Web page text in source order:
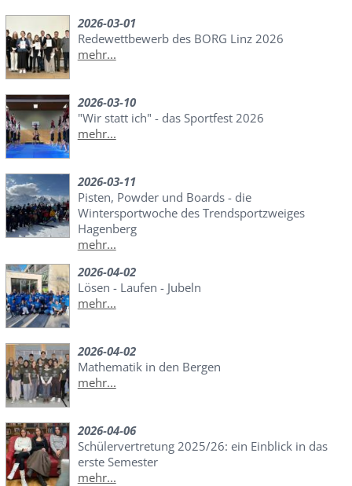
2026-03-01
Redewettbewerb des BORG Linz 2026
mehr...
2026-03-10
"Wir statt ich" - das Sportfest 2026
mehr...
2026-03-11
Pisten, Powder und Boards - die
Wintersportwoche des Trendsportzweiges
Hagenberg
mehr...
2026-04-02
Lösen - Laufen - Jubeln
mehr...
2026-04-02
Mathematik in den Bergen
mehr...
2026-04-06
Schülervertretung 2025/26: ein Einblick in das
erste Semester
mehr...